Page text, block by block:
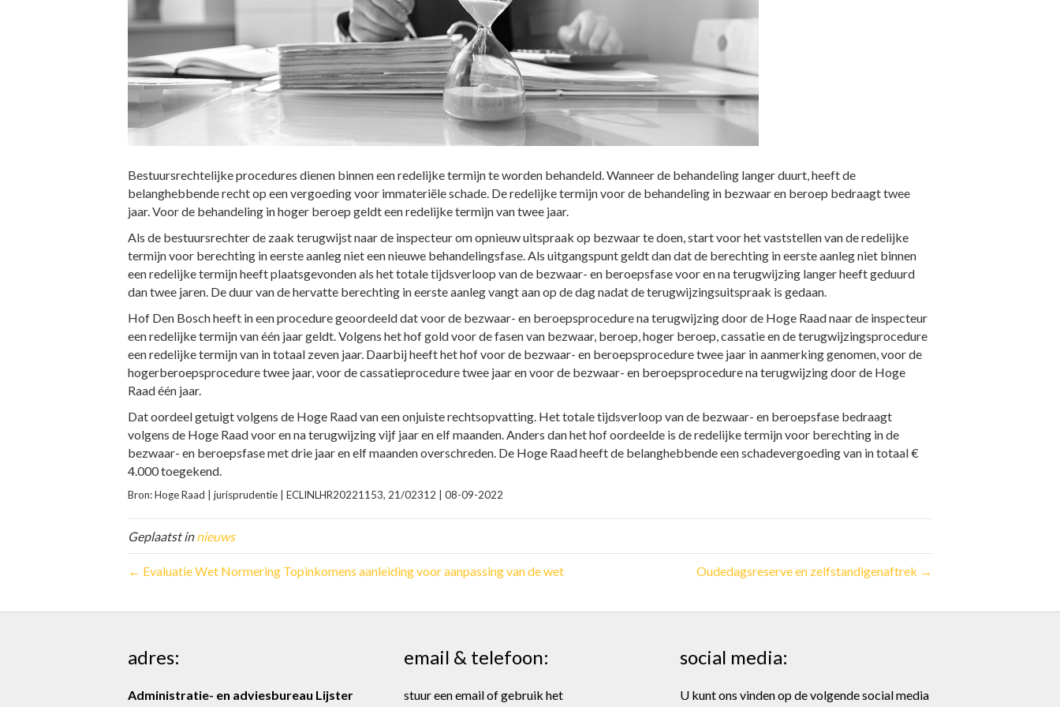
Bestuursrechtelijke procedures dienen binnen een redelijke termijn te worden behandeld. Wanneer de behandeling langer duurt, heeft de
belanghebbende recht op een vergoeding voor immateriële schade. De redelijke termijn voor de behandeling in bezwaar en beroep bedraagt twee
jaar. Voor de behandeling in hoger beroep geldt een redelijke termijn van twee jaar.
Als de bestuursrechter de zaak terugwijst naar de inspecteur om opnieuw uitspraak op bezwaar te doen, start voor het vaststellen van de redelijke
termijn voor berechting in eerste aanleg niet een nieuwe behandelingsfase. Als uitgangspunt geldt dan dat de berechting in eerste aanleg niet binnen
een redelijke termijn heeft plaatsgevonden als het totale tijdsverloop van de bezwaar- en beroepsfase voor en na terugwijzing langer heeft geduurd
dan twee jaren. De duur van de hervatte berechting in eerste aanleg vangt aan op de dag nadat de terugwijzingsuitspraak is gedaan.
Hof Den Bosch heeft in een procedure geoordeeld dat voor de bezwaar- en beroepsprocedure na terugwijzing door de Hoge Raad naar de inspecteur
een redelijke termijn van één jaar geldt. Volgens het hof gold voor de fasen van bezwaar, beroep, hoger beroep, cassatie en de terugwijzingsprocedure
een redelijke termijn van in totaal zeven jaar. Daarbij heeft het hof voor de bezwaar- en beroepsprocedure twee jaar in aanmerking genomen, voor de
hogerberoepsprocedure twee jaar, voor de cassatieprocedure twee jaar en voor de bezwaar- en beroepsprocedure na terugwijzing door de Hoge
Raad één jaar.
Dat oordeel getuigt volgens de Hoge Raad van een onjuiste rechtsopvatting. Het totale tijdsverloop van de bezwaar- en beroepsfase bedraagt
volgens de Hoge Raad voor en na terugwijzing vijf jaar en elf maanden. Anders dan het hof oordeelde is de redelijke termijn voor berechting in de
bezwaar- en beroepsfase met drie jaar en elf maanden overschreden. De Hoge Raad heeft de belanghebbende een schadevergoeding van in totaal €
4.000 toegekend.
Bron: Hoge Raad | jurisprudentie | ECLINLHR20221153, 21/02312 | 08-09-2022
Geplaatst innieuws
← Evaluatie Wet Normering Topinkomens aanleiding voor aanpassing van de wet Oudedagsreserve en zelfstandigenaftrek →
adres:
Administratie- en adviesbureau Lijster
email & telefoon:
stuur een email of gebruik het
social media:
U kunt ons vinden op de volgende social media